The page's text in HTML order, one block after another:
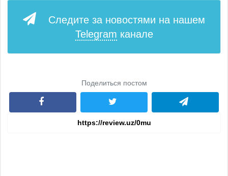
Следите за новостями на нашем
Telegram канале
Поделиться постом